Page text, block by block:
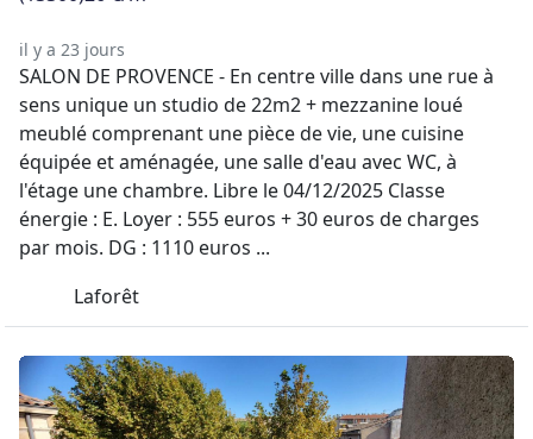
il y a 23 jours
SALON DE PROVENCE - En centre ville dans une rue à
sens unique un studio de 22m2 + mezzanine loué
meublé comprenant une pièce de vie, une cuisine
équipée et aménagée, une salle d'eau avec WC, à
l'étage une chambre. Libre le 04/12/2025 Classe
énergie : E. Loyer : 555 euros + 30 euros de charges
par mois. DG : 1110 euros ...
Laforêt